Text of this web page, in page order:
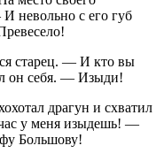
невольно с его губ
старец. — И кто вы
он себя. — Изыди!
драгун и схватил
у меня изыдешь! —
Большову!